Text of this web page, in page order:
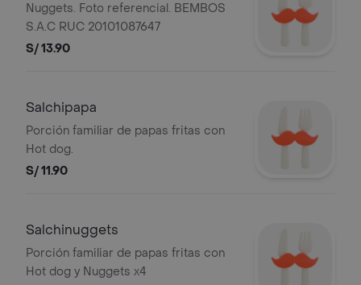
Nuggets. Foto referencial. BEMBOS
S.A.C RUC 20101087647
S/ 13.90
Salchipapa
Porción familiar de papas fritas con
Hot dog.
S/ 11.90
Salchinuggets
Porción familiar de papas fritas con
Hot dog y Nuggets x4